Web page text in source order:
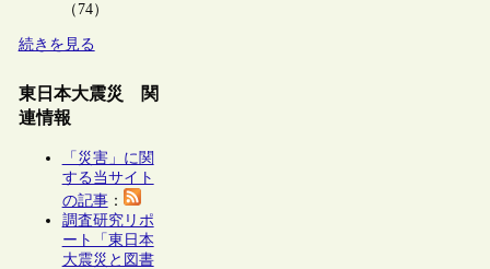
（74）
続きを見る
東日本大震災 関
連情報
「災害」に関
する当サイト
の記事：
調査研究リポ
ート「東日本
大震災と図書